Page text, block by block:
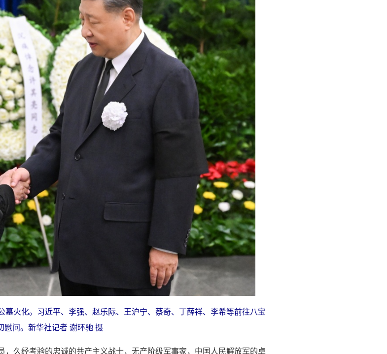
火化。习近平、李强、赵乐际、王沪宁、蔡奇、丁薛祥、李希等前往八宝
慰问。新华社记者 谢环驰 摄
久经考验的忠诚的共产主义战士，无产阶级军事家，中国人民解放军的卓